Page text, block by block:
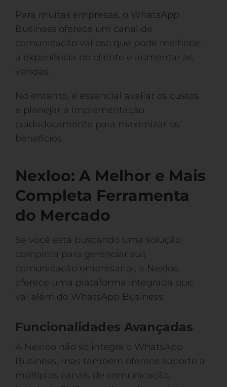
Para muitas empresas, o WhatsApp
Business oferece um canal de
comunicação valioso que pode melhorar
a experiência do cliente e aumentar as
vendas.
No entanto, é essencial avaliar os custos
e planejar a implementação
cuidadosamente para maximizar os
benefícios.
Nexloo: A Melhor e Mais
Completa Ferramenta
do Mercado
Se você está buscando uma solução
completa para gerenciar sua
comunicação empresarial, a Nexloo
oferece uma plataforma integrada que
vai além do WhatsApp Business.
Funcionalidades Avançadas
A Nexloo não só integra o WhatsApp
Business, mas também oferece suporte a
múltiplos canais de comunicação,